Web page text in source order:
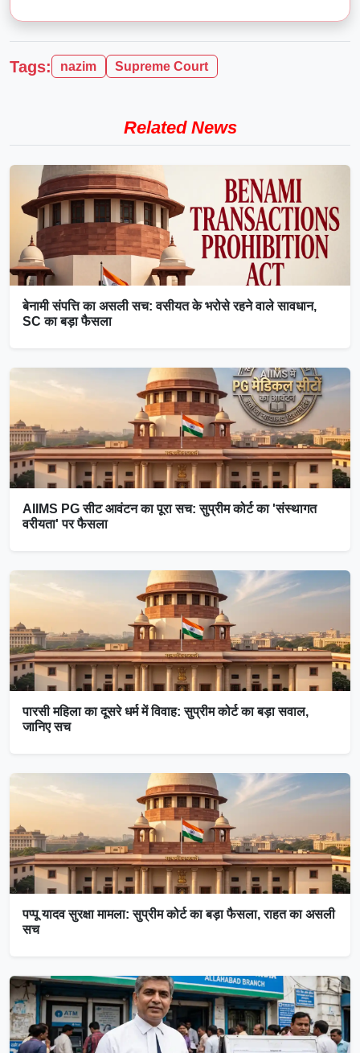
Tags: nazim Supreme Court
Related News
बेनामी संपत्ति का असली सच: वसीयत के भरोसे रहने वाले सावधान,
SC का बड़ा फैसला
AIIMS PG सीट आवंटन का पूरा सच: सुप्रीम कोर्ट का 'संस्थागत
वरीयता' पर फैसला
पारसी महिला का दूसरे धर्म में विवाह: सुप्रीम कोर्ट का बड़ा सवाल,
जानिए सच
पप्पू यादव सुरक्षा मामला: सुप्रीम कोर्ट का बड़ा फैसला, राहत का असली
सच